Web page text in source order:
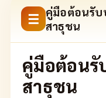
☰ คู่มือต้อนรับ
สาธุชน
คู่มือต้อนรั
สาธุชน